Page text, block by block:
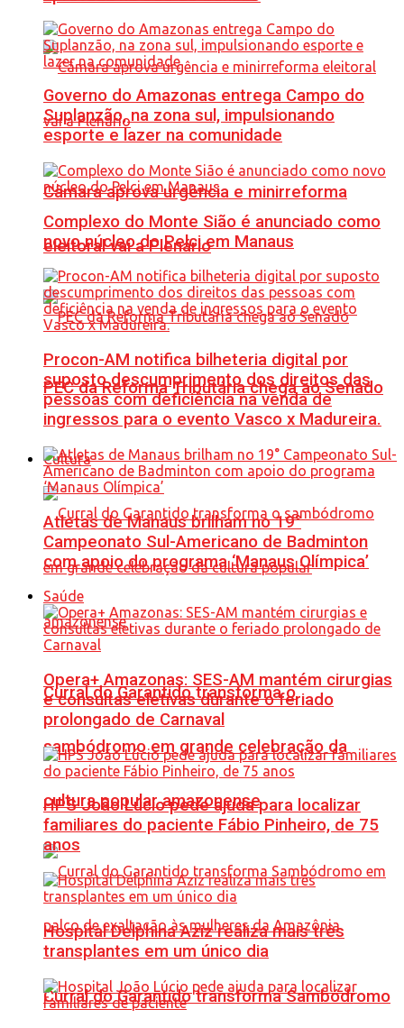
Câmara aprova urgência e minirreforma
eleitoral vai a Plenário
PEC da Reforma Tributária chega ao Senado
Cultura
Curral do Garantido transforma o
sambódromo em grande celebração da
cultura popular amazonense
Curral do Garantido transforma Sambódromo
Governo do Amazonas entrega Campo do
Suplanzão, na zona sul, impulsionando
esporte e lazer na comunidade
Complexo do Monte Sião é anunciado como
novo núcleo do Pelci em Manaus
Procon-AM notifica bilheteria digital por
suposto descumprimento dos direitos das
pessoas com deficiência na venda de
ingressos para o evento Vasco x Madureira.
Atletas de Manaus brilham no 19°
Campeonato Sul-Americano de Badminton
com apoio do programa ‘Manaus Olímpica’
Saúde
Opera+ Amazonas: SES-AM mantém cirurgias
e consultas eletivas durante o feriado
prolongado de Carnaval
HPS João Lúcio pede ajuda para localizar
familiares do paciente Fábio Pinheiro, de 75
anos
Hospital Delphina Aziz realiza mais três
transplantes em um único dia